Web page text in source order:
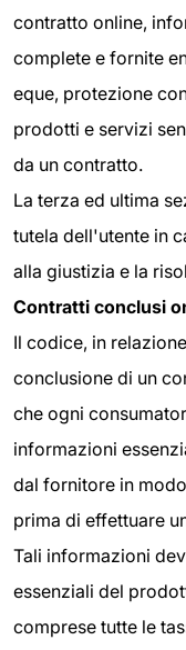
contratto online,
complete e fornite
eque, protezione
prodotti e servizi
da un contratto.
La terza ed ultima
tutela dell'utente in
alla giustizia e la
Contratti conclusi
Il codice, in
conclusione di un
che ogni
informazioni
dal fornitore in
prima di effettuare
Tali informazioni
essenziali del
comprese tutte le